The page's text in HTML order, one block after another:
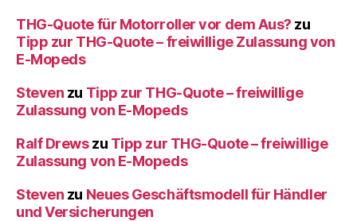
THG-Quote für Motorroller vor dem Aus? zu
Tipp zur THG-Quote – freiwillige Zulassung von
E-Mopeds
Steven zu Tipp zur THG-Quote – freiwillige
Zulassung von E-Mopeds
Ralf Drewszu Tipp zur THG-Quote – freiwillige
Zulassung von E-Mopeds
Steven zu Neues Geschäftsmodell für Händler
und Versicherungen